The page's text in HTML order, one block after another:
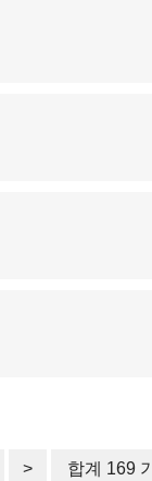
> 합계 169